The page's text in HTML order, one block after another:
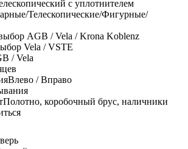
с уплотнителем
Телескопические/Фигурные/
AGB / Vela / Krona Koblenz
Vela / VSTE
/ Vela
Влево / Вправо
Полотно, коробочный брус, наличники